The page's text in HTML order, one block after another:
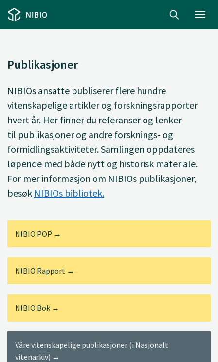
Publikasjoner
NIBIOs ansatte publisererflere hundre
vitenskapelige artikler og forskningsrapporter
hvert år. Her finner du referanser og lenker
til publikasjoner og andre forsknings- og
formidlingsaktiviteter. Samlingen oppdateres
løpende med både nytt og historisk materiale.
For mer informasjon om NIBIOs publikasjoner,
besøk NIBIOs bibliotek.
NIBIO POP →
NIBIO Rapport →
NIBIO Bok →
Våre vitenskapelige publikasjoner (i Nasjonalt
vitenarkiv) →